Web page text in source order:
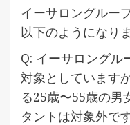
イーサロングルー
以下のようになりま
Q: イーサロングル
対象としています
る25歳〜55歳の男
タントは対象外です